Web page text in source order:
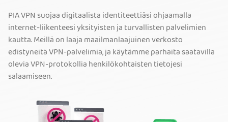
PIA VPN suojaa digitaalista identiteettiäsi ohjaamalla
internet-liikenteesi yksityisten ja turvallisten palvelimien
kautta. Meillä on laaja maailmanlaajuinen verkosto
edistyneitä VPN-palvelimia, ja käytämme parhaita saatavilla
olevia VPN-protokollia henkilökohtaisten tietojesi
salaamiseen.